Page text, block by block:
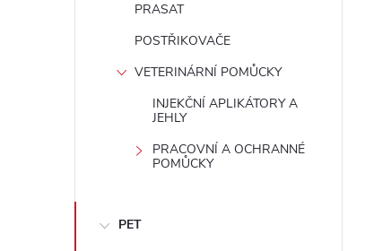
PRASAT
POSTŘIKOVAČE
VETERINÁRNÍ POMŮCKY
INJEKČNÍ APLIKÁTORY A
JEHLY
PRACOVNÍ A OCHRANNÉ
POMŮCKY
PET